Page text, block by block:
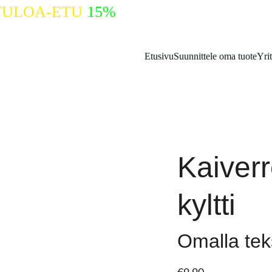
ETU 15%
EtusivuSuunnittele oma tuote
kyltti
Omalla